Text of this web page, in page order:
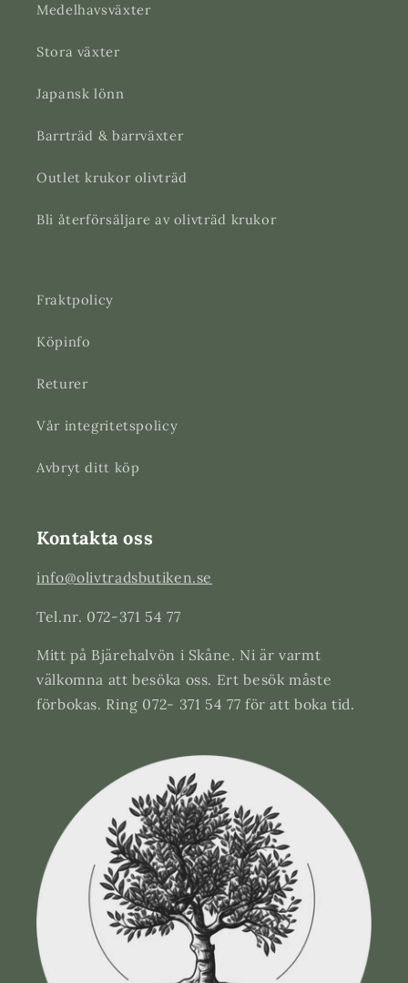
Medelhavsväxter
Stora växter
Japansk lönn
Barrträd & barrväxter
Outlet krukor olivträd
Bli återförsäljare av olivträd krukor
Fraktpolicy
Köpinfo
Returer
Vår integritetspolicy
Avbryt ditt köp
Kontakta oss
info@olivtradsbutiken.se
Tel.nr. 072-371 54 77
Mitt på Bjärehalvön i Skåne. Ni är varmt
välkomna att besöka oss. Ert besök måste
förbokas. Ring 072- 371 54 77 för att boka tid.